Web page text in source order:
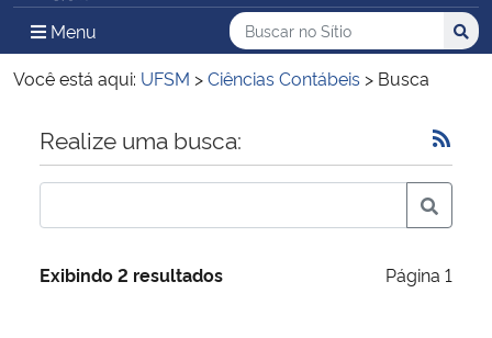
Ministério da Defesa
Ministério das Relações Exteriores
Ministério da Economia
Ministério da Infraestrutura
Menu Menu Principal do Sítio
Busca
Buscar no no Sítio
Busca:
Você está aqui: UFSM >Ciências Contábeis > Busca
Início do conteúdo
Realize uma busca:
Exibindo 2 resultados Página 1